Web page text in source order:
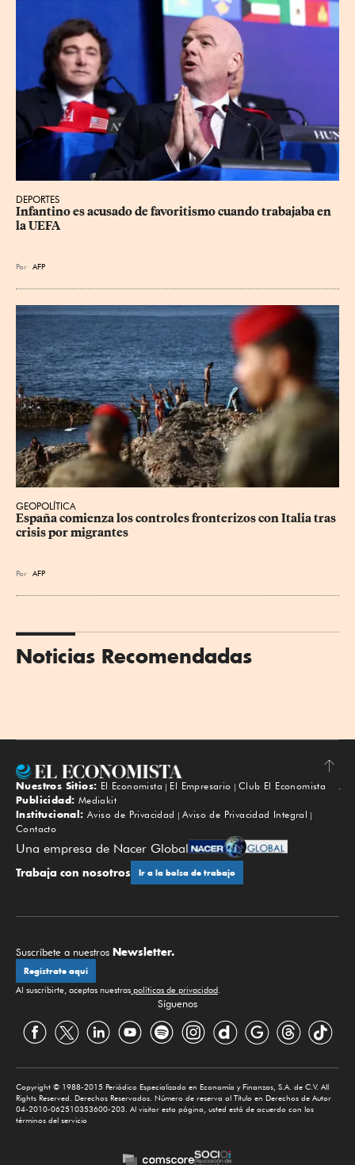
DEPORTES
Infantino es acusado de favoritismo cuando trabajaba en
la UEFA
Por AFP
GEOPOLÍTICA
España comienza los controles fronterizos con Italia tras
crisis por migrantes
Por AFP
Noticias Recomendadas
Subir
Nuestros Sitios: El Economista El Empresario
Club El Economista
Publicidad: Mediakit
Institucional: Aviso de Privacidad
Aviso de Privacidad Integral
Contacto
Una empresa de Nacer Global
Trabaja con nosotros Ir a la bolsa de trabajo
Suscríbete a nuestros Newsletter.
Regístrate aquí
Al suscribirte, aceptas nuestras políticas de privacidad.
Síguenos
Copyright © 1988-2015 Periódico Especializado en Economía y Finanzas, S.A. de C.V. All
Rights Reserved. Derechos Reservados. Número de reserva al Título en Derechos de Autor
04-2010-062510353600-203. Al visitar esta página, usted está de acuerdo con los
términos del servicio